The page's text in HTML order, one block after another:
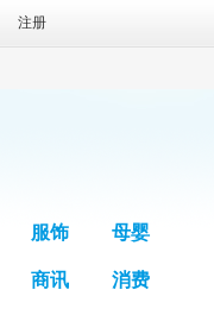
注册
服饰 母婴
商讯 消费